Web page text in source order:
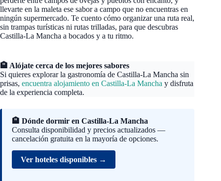
llevarte en la maleta ese sabor a campo que no encuentras en
ningún supermercado. Te cuento cómo organizar una ruta real,
sin trampas turísticas ni rutas trilladas, para que descubras
Castilla-La Mancha a bocados y a tu ritmo.
🏨 Alójate cerca de los mejores sabores
Si quieres explorar la gastronomía de Castilla-La Mancha sin
prisas, encuentra alojamiento en Castilla-La Mancha y disfruta
de la experiencia completa.
🏨 Dónde dormir en Castilla-La Mancha
Consulta disponibilidad y precios actualizados —
cancelación gratuita en la mayoría de opciones.
Ver hoteles disponibles →